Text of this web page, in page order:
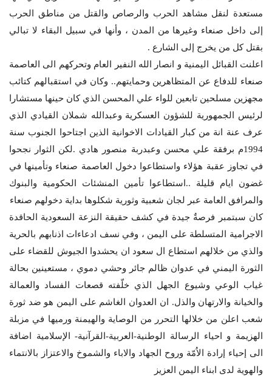
مستعدة لنقل مشاهد الحرب والرصاص والقتل من مناطق الحرب
إلى داخل صنعاء وغيرها من المدن ، وأنها في سبيل البقاء لا تبالي
بقتل كل من يخرج إلى الشارع .
اعلنت القبائل اليمنية و انصار الله النفير العام وتحركهم الى العاصمة
صنعاء للدفاع عن المتظاهرين وحمايتهم.. وكان في استقبالهم كتائب
مجهزين مسلحين تابعين للواء علي المحسن الذي كان حينها مستشارا
لرئيس الجمهورية للشؤون العسكرية وعبدالله شملان القيادي الذي
عرف عنة انة من كبار القيادات الاخوانية الذين اجتاحوا الجنوب سنة
1994م برفقة علي محسن وعبدربة منصور هادي .لكن الثوار نجحوا
في تجاوز عقبة هؤلاء واستطاعوا دخول العاصمة صنعاء وتأمينها في
غضون ايام قليلة ..استطاعوا تأمين المنشئات الحكومية والبنوك
والمرافق العامة عبر لجان شعبية وثورية شكلوها بداية دخولهم صنعاء
كان سبتمبر فرصةٌ جيدة في كشف حقيقة النزعة السعودية الحاقدة
الاجرامية المتسلطة على اليمن ، وفي نسف ادعاءات اذنابهم بالحرية
والذي من خلالهم استطاع ال سعود ان يحشدوا الجيوش للقضاء على
الثورة اليمني في عدوان ظالم جائر وحشي دموي ، مستعينين بحالة
غياب الوعي وشيوع الجهل الذي خلّفته قصعات الفساد والعمالة
والخيانة والارتهان والذل. ان العدوان الغاشم على اليمن هو ضد ثورة
شعب اعلن من خلالها التحرر من الوصاية والهيمنة ورميها في مزبلة
الهزيمة و احياء الرسالة الوطنية-العربية-القرآنية- الإسلامية اضافة
الى إحياء إرادة الاُمّة وروح الجهاد والاباء والشموخ والاعتزاز بالانتماء
والهوية لدى ابناء اليمن العزيز